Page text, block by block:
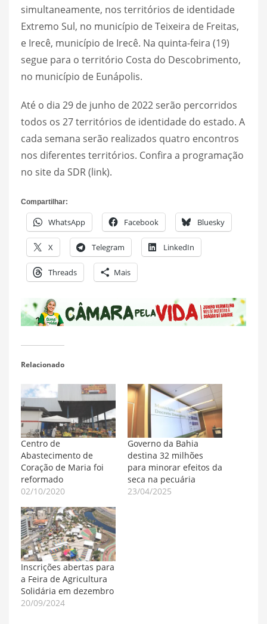
simultaneamente, nos territórios de identidade
Extremo Sul, no município de Teixeira de Freitas,
e Irecê, município de Irecê. Na quinta-feira (19)
segue para o território Costa do Descobrimento,
no município de Eunápolis.
Até o dia 29 de junho de 2022 serão percorridos
todos os 27 territórios de identidade do estado. A
cada semana serão realizados quatro encontros
nos diferentes territórios. Confira a programação
no site da SDR (link).
Compartilhar:
WhatsApp Facebook Bluesky
X Telegram LinkedIn
Threads Mais
Relacionado
Centro de
Abastecimento de
Coração de Maria foi
reformado
02/10/2020
Governo da Bahia
destina 32 milhões
para minorar efeitos da
seca na pecuária
23/04/2025
Inscrições abertas para
a Feira de Agricultura
Solidária em dezembro
20/09/2024